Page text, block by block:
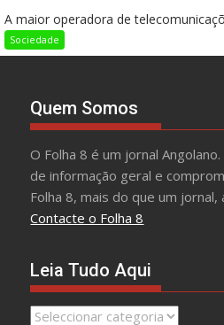
A maior operadora de
Sociedade
Quem Somos
O Folha 8 é um jornal
de informação geral e
Folha 8, mais do que um jornal,
Contacte o Folha 8
Leia Tudo Aqui
Leia